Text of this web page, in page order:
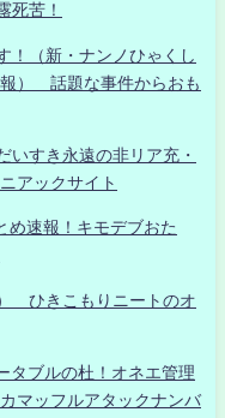
死苦！
！（新・ナンノひゃくし
） 話題な事件からおも
いすき永遠の非リア充・
アックサイト
め速報！キモデブおた
ひきこもりニートのオ
タブルの杜！オネエ管理
マッフルアタックナンバ